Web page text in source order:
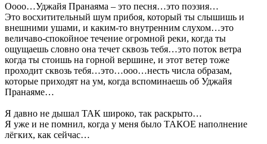
Оооо…Уджайя Пранаяма – это песня…это поэзия…
Это восхитительный шум прибоя, который ты слышишь и
внешними ушами, и каким-то внутренним слухом…это
величаво-спокойное течение огромной реки, когда ты
ощущаешь словно она течет сквозь тебя…это поток ветра
когда ты стоишь на горной вершине, и этот ветер тоже
проходит сквозь тебя…это…ооо…несть числа образам,
которые приходят на ум, когда вспоминаешь об Уджайя
Пранаяме…
Я давно не дышал ТАК широко, так раскрыто…
Я уже и не помнил, когда у меня было ТАКОЕ наполнение
лёгких, как сейчас…